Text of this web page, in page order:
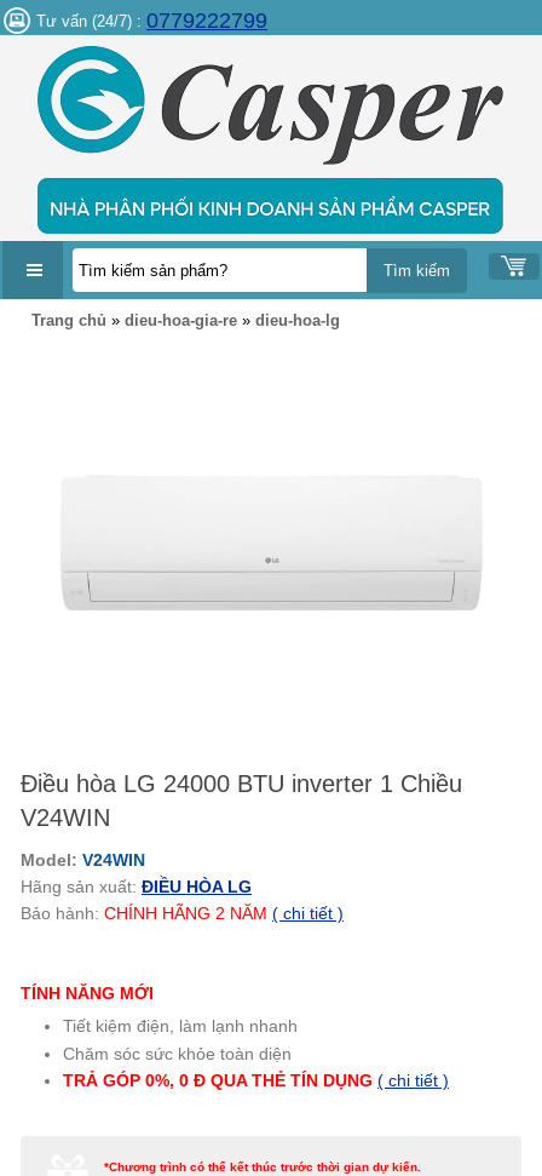
Tư vấn (24/7) : 0779222799
DANH
Trang chủ » dieu-hoa-gia-re » dieu-hoa-lg
Điều hòa LG 24000 BTU inverter 1 Chiều
V24WIN
Model: V24WIN
Hãng sản xuất: ĐIỀU HÒA LG
Bảo hành: CHÍNH HÃNG 2 NĂM ( chi tiết )
TÍNH NĂNG MỚI
Tiết kiệm điện, làm lạnh nhanh
Chăm sóc sức khỏe toàn diện
TRẢ GÓP 0%, 0 Đ QUA THẺ TÍN DỤNG ( chi tiết )
*Chương trình có thể kết thúc trước thời gian dự kiến.